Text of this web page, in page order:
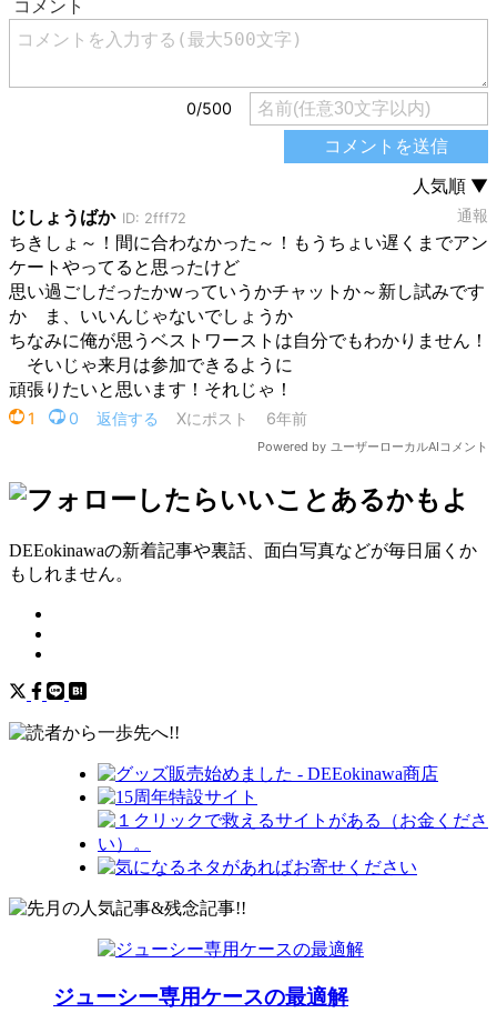
DEEokinawaの新着記事や裏話、面白写真などが毎日届くか
もしれません。
ジューシー専用ケースの最適解